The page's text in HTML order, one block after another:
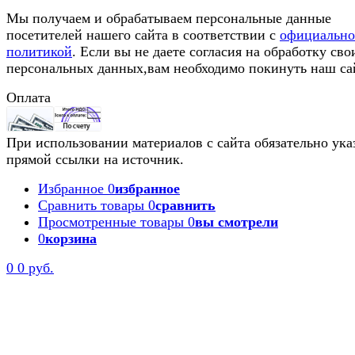
Мы получаем и обрабатываем персональные данные
посетителей нашего сайта в соответствии с
политикой. Если вы не даете согласия на обработку
персональных данных,вам необходимо покинуть наш
Оплата
При использовании материалов с сайта обязательно
прямой ссылки на источник.
Избранное 0избранное
Сравнить товары 0сравнить
Просмотренные товары 0вы смотрели
0корзина
0 0 руб.